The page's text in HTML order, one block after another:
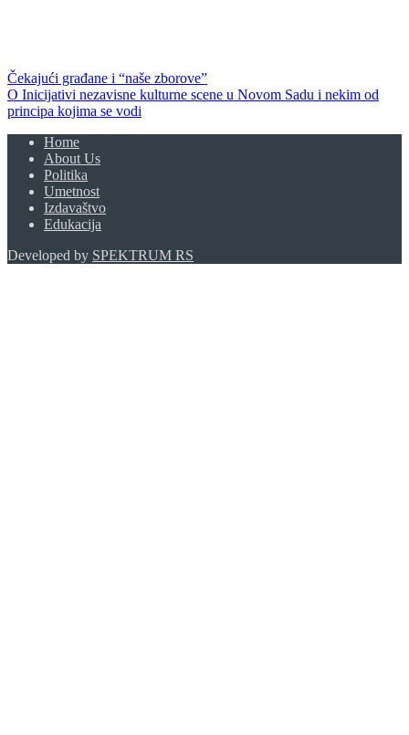
Čekajući građane i “naše zborove”
O Inicijativi nezavisne kulturne scene u Novom Sadu i nekim od
principa kojima se vodi
Home
About Us
Politika
Umetnost
Izdavaštvo
Edukacija
Developed by SPEKTRUM RS